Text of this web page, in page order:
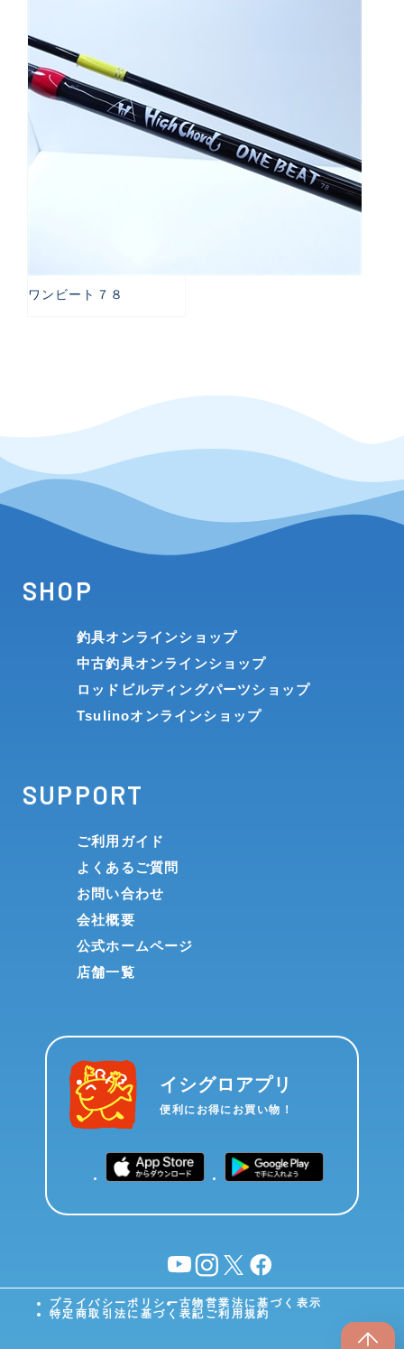
ワンビート７８
SHOP
釣具オンラインショップ
中古釣具オンラインショップ
ロッドビルディングパーツショップ
Tsulinoオンラインショップ
SUPPORT
ご利用ガイド
よくあるご質問
お問い合わせ
会社概要
公式ホームページ
店舗一覧
イシグロアプリ
便利にお得にお買い物！
YouTubeinstagram
X facebook
プライバシーポリシー古物営業法に基づく表示
特定商取引法に基づく表記 ご利用規約